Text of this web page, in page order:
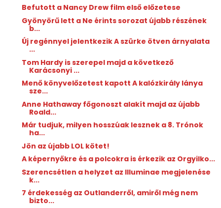
Befutott a Nancy Drew film első előzetese
Gyönyörű lett a Ne érints sorozat újabb részének
b...
Új regénnyel jelentkezik A szürke ötven árnyalata
...
Tom Hardy is szerepel majd a következő
Karácsonyi ...
Menő könyvelőzetest kapott A kalózkirály lánya
sze...
Anne Hathaway főgonoszt alakít majd az újabb
Roald...
Már tudjuk, milyen hosszúak lesznek a 8. Trónok
ha...
Jön az újabb LOL kötet!
A képernyőkre és a polcokra is érkezik az Orgyilko...
Szerencsétlen a helyzet az Illuminae megjelenése
k...
7 érdekesség az Outlanderről, amiről még nem
bizto...